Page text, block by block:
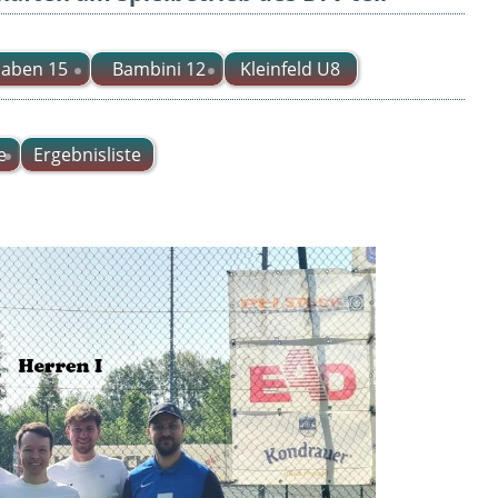
15 Bambini 12 Kleinfeld U8
Ergebnisliste